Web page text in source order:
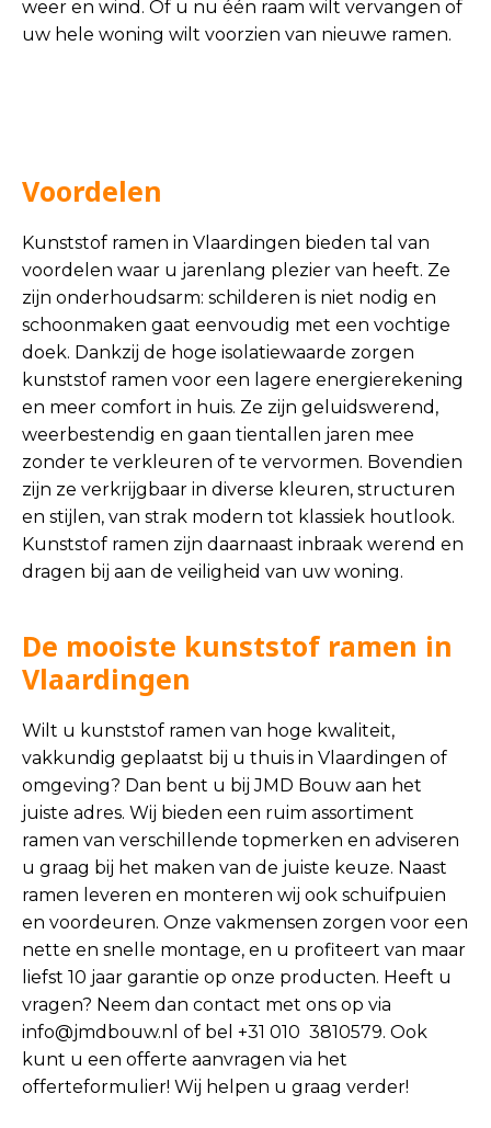
weer en wind. Of u nu één raam wilt vervangen of
uw hele woning wilt voorzien van nieuwe ramen.
Voordelen
Kunststof ramen in Vlaardingen bieden tal van
voordelen waar u jarenlang plezier van heeft. Ze
zijn onderhoudsarm: schilderen is niet nodig en
schoonmaken gaat eenvoudig met een vochtige
doek. Dankzij de hoge isolatiewaarde zorgen
kunststof ramen voor een lagere energierekening
en meer comfort in huis. Ze zijn geluidswerend,
weerbestendig en gaan tientallen jaren mee
zonder te verkleuren of te vervormen. Bovendien
zijn ze verkrijgbaar in diverse kleuren, structuren
en stijlen, van strak modern tot klassiek houtlook.
Kunststof ramen zijn daarnaast inbraak werend en
dragen bij aan de veiligheid van uw woning.
De mooiste kunststof ramen in
Vlaardingen
Wilt u kunststof ramen van hoge kwaliteit,
vakkundig geplaatst bij u thuis in Vlaardingen of
omgeving? Dan bent u bij JMD Bouw aan het
juiste adres. Wij bieden een ruim assortiment
ramen van verschillende topmerken en adviseren
u graag bij het maken van de juiste keuze. Naast
ramen leveren en monteren wij ook schuifpuien
en voordeuren. Onze vakmensen zorgen voor een
nette en snelle montage, en u profiteert van maar
liefst 10 jaar garantie op onze producten. Heeft u
vragen? Neem dan contact met ons op via
info@jmdbouw.nl of bel +31 010 3810579. Ook
kunt u een offerte aanvragen via het
offerteformulier! Wij helpen u graag verder!